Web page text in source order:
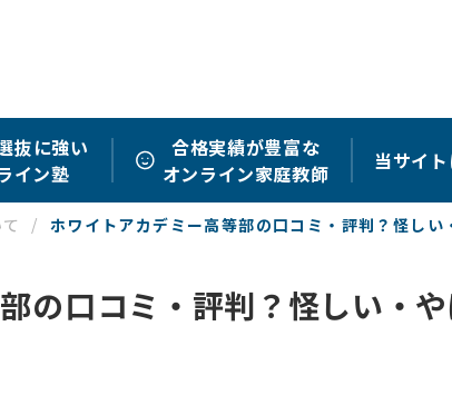
抜に強い
イン塾
合格実績が豊富な
オンライン家庭教師
当サイ
ホワイトアカデミー高等部の口コミ・評判？怪し
の口コミ・評判？怪しい・